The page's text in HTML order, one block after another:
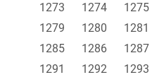
1273
1274 1275
1279
1280 1281
1285
1286 1287
1291
1292 1293